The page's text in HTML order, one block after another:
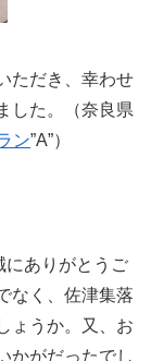
ただき、幸わせ
した。（奈良県
ン”A”）
にありがとうご
なく、佐津集落
ょうか。又、お
かがだったでし